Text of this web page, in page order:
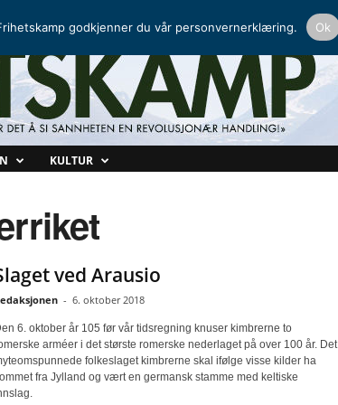
KULTUR
ved Arausio
- 6. oktober 2018
6. oktober år 105 før vår tidsregning knuser kimbrerne to
arméer i det største romerske nederlaget på over 100 år. Det
folkeslaget kimbrerne skal ifølge visse kilder ha
fra Jylland og vært en germansk stamme med keltiske
godkjenner du vår personvernerklæring. Ok